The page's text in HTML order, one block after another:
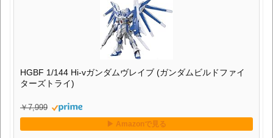
HGBF 1/144 Hi-vガンダムヴレイブ (ガンダムビルドファイ
ターズトライ)
￥7,999